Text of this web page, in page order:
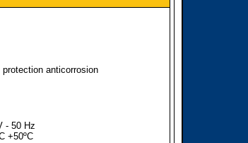
anticorrosion
- 50 Hz
+50ºC